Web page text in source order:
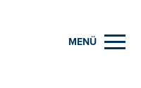
MENÜ